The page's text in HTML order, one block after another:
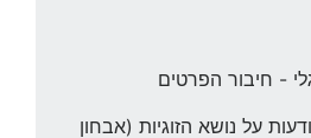
- חיבור הפרטים
על נושא הזוגיות (אבחון